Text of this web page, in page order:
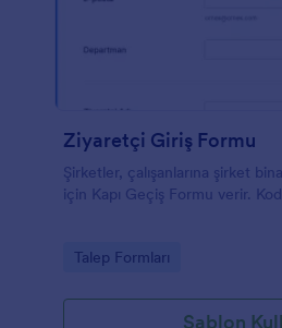
Ziyaretçi Giriş Formu
Şirketler, çalışanlarına şirket
için Kapı Geçiş Formu verir.
Go to Category:
Talep Formları
Şablon